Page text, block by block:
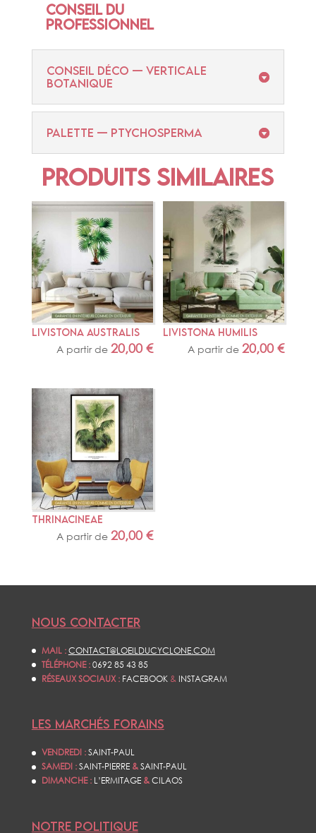
Conseil du
professionnel
CONSEIL DÉCO — VERTICALE
BOTANIQUE
PALETTE — PTYCHOSPERMA
Produits similaires
LIVISTONA AUSTRALIS
A partir de 20,00 €
LIVISTONA HUMILIS
A partir de20,00€
THRINACINEAE
A partir de 20,00 €
NOUS CONTACTER
MAIL :CONTACT@LOEILDUCYCLONE.COM
TÉLÉPHONE :0692 85 43 85
RÉSEAUX SOCIAUX : FACEBOOK& INSTAGRAM
LES MARCHÉS FORAINS
VENDREDI :SAINT-PAUL
SAMEDI :SAINT-PIERRE&SAINT-PAUL
DIMANCHE : L’ERMITAGE &CILAOS
NOTRE POLITIQUE